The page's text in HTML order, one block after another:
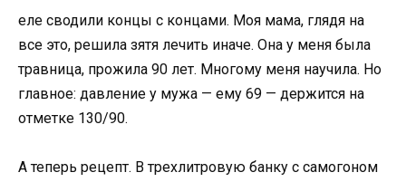
еле сводили концы с концами. Моя мама, глядя на
все это, решила зятя лечить иначе. Она у меня была
травница, прожила 90 лет. Многому меня научила. Но
главное: давление у мужа — ему 69 — держится на
отметке 130/90.
А теперь рецепт. В трехлитровую банку с самогоном